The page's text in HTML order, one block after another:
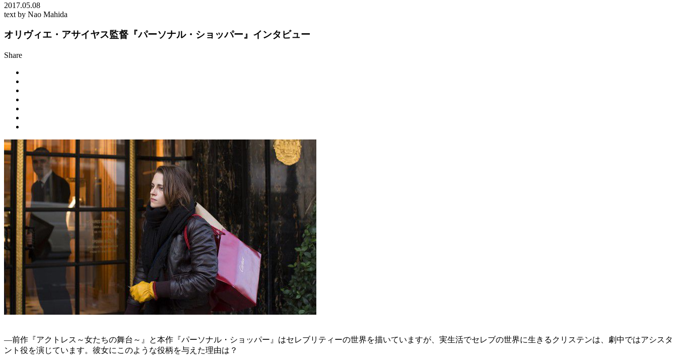
2017.05.08
text by Nao Mahida
オリヴィエ・アサイヤス監督『パーソナル・ショッパー』インタビュー
Share
—前作『アクトレス～女たちの舞台～』と本作『パーソナル・ショッパー』はセレブリティーの世界を描いていますが、実生活でセレブの世界に生きるクリステンは、劇中ではアシスタ
ント役を演じています。彼女にこのような役柄を与えた理由は？